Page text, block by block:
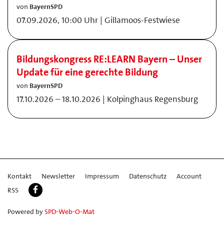
von BayernSPD
07.09.2026, 10:00 Uhr | Gillamoos-Festwiese
Bildungskongress RE:LEARN Bayern – Unser
Update für eine gerechte Bildung
von BayernSPD
17.10.2026 – 18.10.2026 | Kolpinghaus Regensburg
Kontakt Newsletter Impressum Datenschutz
Account
RSS
Powered bySPD-Web-O-Mat